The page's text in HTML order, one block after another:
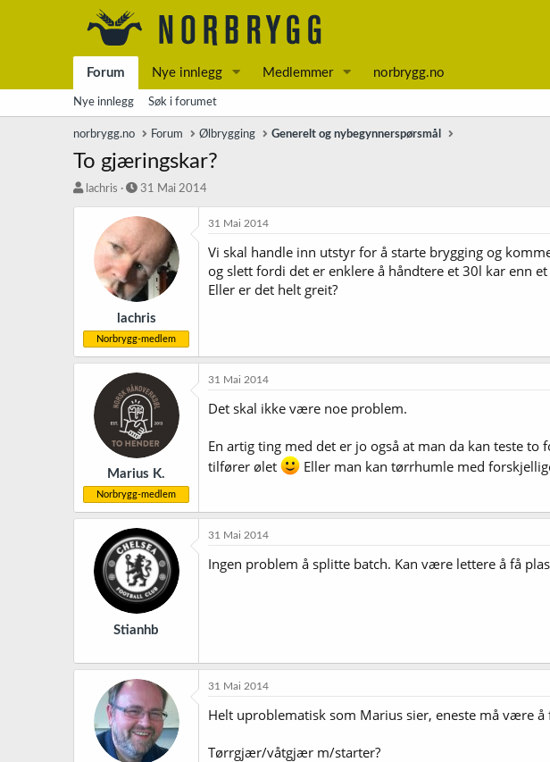
Forum Nye innlegg Medlemmer norbrygg.no
Nye innlegg Søk i forumet
norbrygg.no Forum Ølbrygging Generelt og nybegynnerspørsmål
To gjæringskar?
T
e
r
lachris
S
a
t
d
a
t
o
31 Mai 2014
lachris
Norbrygg-medlem
31 Mai 2014
Vi skal handle inn utstyr for å starte brygging og
og slett fordi det er enklere å håndtere et 30l kar enn
Eller er det helt greit?
Marius K.
Norbrygg-medlem
31 Mai 2014
Det skal ikke være noe problem.
En artig ting med det er jo også at man da kan teste
tilfører ølet
Eller man kan tørrhumle med
Stianhb
31 Mai 2014
Ingen problem å splitte batch. Kan være lettere å få
31 Mai 2014
Helt uproblematisk som Marius sier, eneste må være
Tørrgjær/våtgjær m/starter?